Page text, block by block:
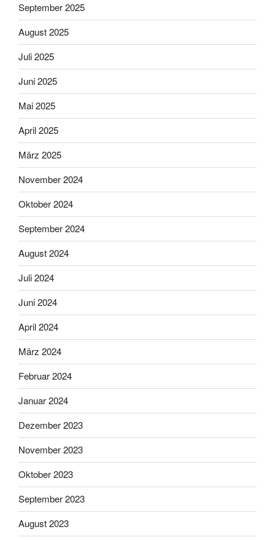
September 2025
August 2025
Juli 2025
Juni 2025
Mai 2025
April 2025
März 2025
November 2024
Oktober 2024
September 2024
August 2024
Juli 2024
Juni 2024
April 2024
März 2024
Februar 2024
Januar 2024
Dezember 2023
November 2023
Oktober 2023
September 2023
August 2023